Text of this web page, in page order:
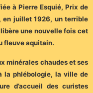
à Pierre Esquié, Prix de
en juillet 1926, un terrible
une nouvelle fois cet
fleuve aquitain.
minérales chaudes et ses
la phlébologie, la ville de
d’accueil des curistes